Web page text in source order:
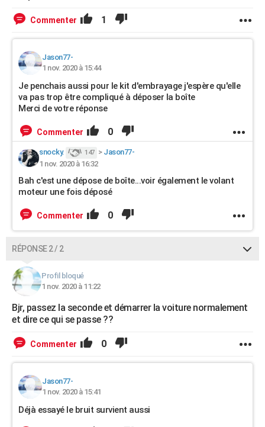
Commenter 1
Jason77-
1 nov. 2020 à 15:44
Je penchais aussi pour le kit d'embrayage j'espère qu'elle
va pas trop être compliqué à déposer la boîte
Merci de votre réponse
Commenter 0
snocky. 147 > Jason77-
1 nov. 2020 à 16:32
Bah c'est une dépose de boîte...voir également le volant
moteur une fois déposé
Commenter 0
RÉPONSE 2 / 2
Profil bloqué
1 nov. 2020 à 11:22
Bjr, passez la seconde et démarrer la voiture normalement
et dire ce qui se passe ??
Commenter 0
Jason77-
1 nov. 2020 à 15:41
Déjà essayé le bruit survient aussi